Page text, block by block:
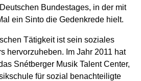
Bundestages, in der mit
ein Sinto die Gedenkrede hielt.
Tätigkeit ist sein soziales
hervorzuheben. Im Jahr 2011 hat
Snétberger Musik Talent Center,
für sozial benachteiligte